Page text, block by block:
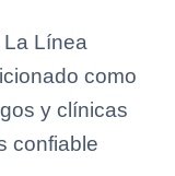
Línea
como
y clínicas
confiable